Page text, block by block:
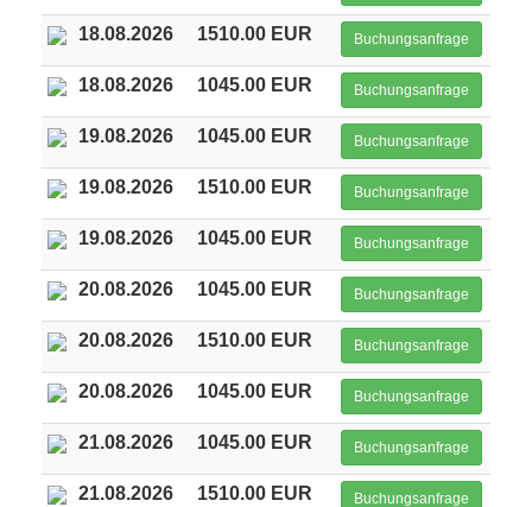
18.08.2026 1510.00 EUR Buchungsanfrage
18.08.2026 1045.00 EUR Buchungsanfrage
19.08.2026 1045.00 EUR Buchungsanfrage
19.08.2026 1510.00 EUR Buchungsanfrage
19.08.2026 1045.00 EUR Buchungsanfrage
20.08.2026 1045.00 EUR Buchungsanfrage
20.08.2026 1510.00 EUR Buchungsanfrage
20.08.2026 1045.00 EUR Buchungsanfrage
21.08.2026 1045.00 EUR Buchungsanfrage
21.08.2026 1510.00 EUR Buchungsanfrage